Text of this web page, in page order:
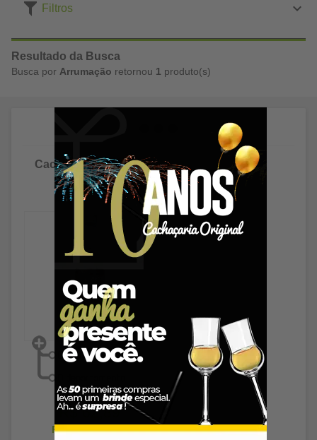
Filtros
Resultado da Busca
Busca por Arrumação retornou 1 produto(s)
Cachaça Arrumação
prata 670ml
R$ 62,89
R$ 61,00à vista